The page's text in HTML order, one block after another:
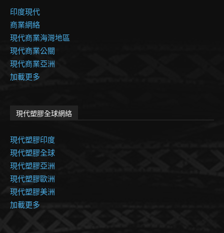
印度現代
商業網絡
現代商業海灣地區
現代商業公關
現代商業亞洲
加載更多
現代塑膠全球網絡
現代塑膠印度
現代塑膠全球
現代塑膠亞洲
現代塑膠歐洲
現代塑膠美洲
加載更多